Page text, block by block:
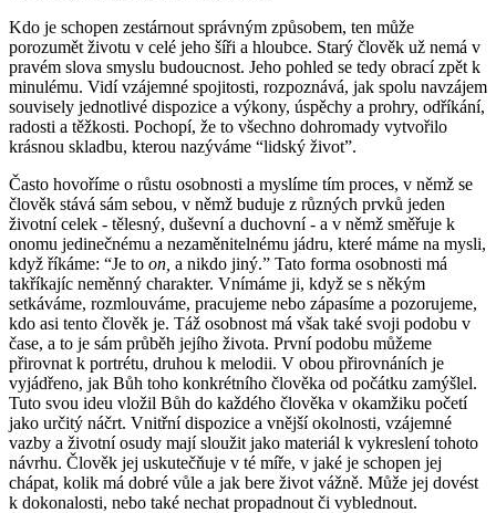
Kdo je schopen zestárnout správným způsobem, ten může
porozumět životu v celé jeho šíři a hloubce. Starý člověk už nemá v
pravém slova smyslu budoucnost. Jeho pohled se tedy obrací zpět k
minulému. Vidí vzájemné spojitosti, rozpoznává, jak spolu navzájem
souvisely jednotlivé dispozice a výkony, úspěchy a prohry, odříkání,
radosti a těžkosti. Pochopí, že to všechno dohromady vytvořilo
krásnou skladbu, kterou nazýváme “lidský život”.
Často hovoříme o růstu osobnosti a myslíme tím proces, v němž se
člověk stává sám sebou, v němž buduje z různých prvků jeden
životní celek - tělesný, duševní a duchovní - a v němž směřuje k
onomu jedinečnému a nezaměnitelnému jádru, které máme na mysli,
když říkáme: “Je to on, a nikdo jiný.” Tato forma osobnosti má
takříkajíc neměnný charakter. Vnímáme ji, když se s někým
setkáváme, rozmlouváme, pracujeme nebo zápasíme a pozorujeme,
kdo asi tento člověk je. Táž osobnost má však také svoji podobu v
čase, a to je sám průběh jejího života. První podobu můžeme
přirovnat k portrétu, druhou k melodii. V obou přirovnáních je
vyjádřeno, jak Bůh toho konkrétního člověka od počátku zamýšlel.
Tuto svou ideu vložil Bůh do každého člověka v okamžiku početí
jako určitý náčrt. Vnitřní dispozice a vnější okolnosti, vzájemné
vazby a životní osudy mají sloužit jako materiál k vykreslení tohoto
návrhu. Člověk jej uskutečňuje v té míře, v jaké je schopen jej
chápat, kolik má dobré vůle a jak bere život vážně. Může jej dovést
k dokonalosti, nebo také nechat propadnout či vyblednout.